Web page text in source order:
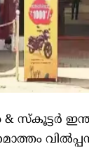
& സ്‌കൂട്ടർ